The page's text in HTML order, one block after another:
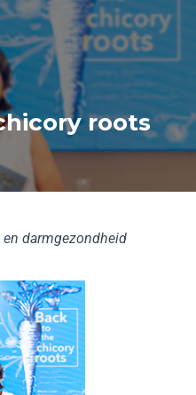
roots
darmgezondheid